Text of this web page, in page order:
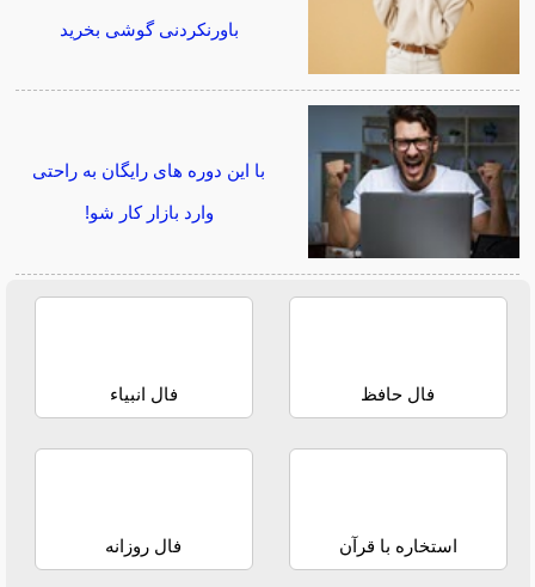
باورنکردنی گوشی بخرید
با این دوره های رایگان به راحتی
وارد بازار کار شو!
فال حافظ فال انبیاء
استخاره با قرآن فال روزانه